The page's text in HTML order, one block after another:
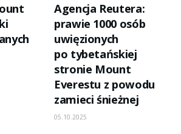
Agencja Reutera:
prawie 1000 osób
uwięzionych
po tybetańskiej
stronie Mount
Everestu z powodu
zamieci śnieżnej
05.10.2025